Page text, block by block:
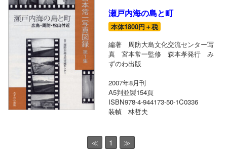
瀬戸内海の島と町
本体1800円＋税
編著 周防大島文化交流センター写
真 宮本常一監修 森本孝発行 み
ずのわ出版
2007年8月刊
A5判並製154頁
ISBN978-4-944173-50-1C0336
装幀 林哲夫
≪ 1 ≫